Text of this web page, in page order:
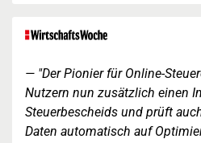
"Der Pionier für Online-
Nutzern nun zusätzlich einen
Steuerbescheids und prüft
Daten automatisch auf